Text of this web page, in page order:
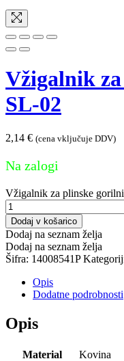
Vžigalnik
SL-02
2,14 € (cena vključuje DDV)
Na zalogi
Vžigalnik za plinske
Dodaj v košarico
Dodaj na seznam želja
Dodaj na seznam želja
Šifra: 14008541P
Opis
Dodatne podrobnosti
Opis
Material
Kovina